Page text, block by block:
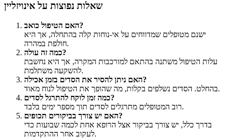
שאלות נפוצות על אינויזליין
האם הטיפול כואב?
ישנם מטופלים שמדווחים על אי-נוחות קלה בהתחלה, אך היא
חולפת במהרה.
כמה זה עולה?
עלות הטיפול משתנה בהתאם למורכבות המקרה, אך היא נחשבת
להשקעה משתלמת.
האם ניתן להסיר את הסדים בזמן אכילה?
בהחלט. הסדים נשלפים בקלות, מה שהופך את הטיפול לנוח מאוד.
כמה זמן לוקח להתרגל לסדים?
רוב המטופלים מתרגלים לסדים תוך מספר ימים בלבד.
האם יש צורך בביקורים תכופים?
בדרך כלל, יש צורך בביקור אצל הרופא אחת לכמה שבועות כדי
לעקוב אחר ההתקדמות.